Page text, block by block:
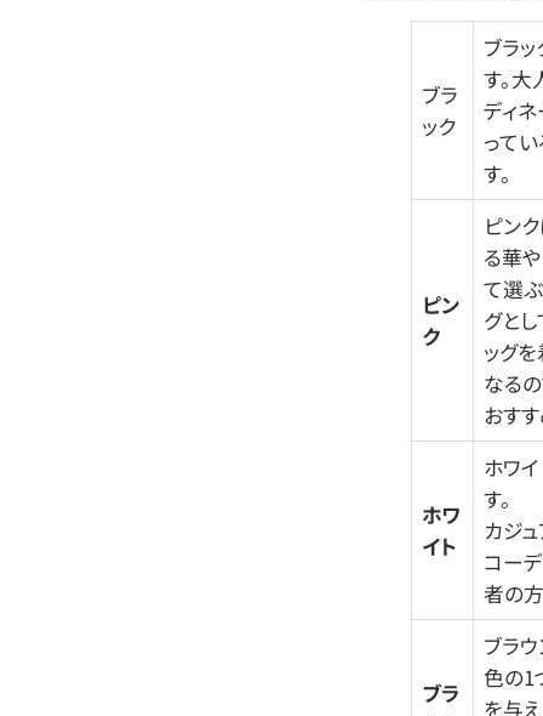
ブラ
ック
ブラ
す。
ディ
って
す。
ピン
ク
ピン
る華
て選
グと
ッグ
なる
おす
ホワ
イト
ホワ
す。
カジ
コー
者の
ブラ
ブラ
色の1
を与